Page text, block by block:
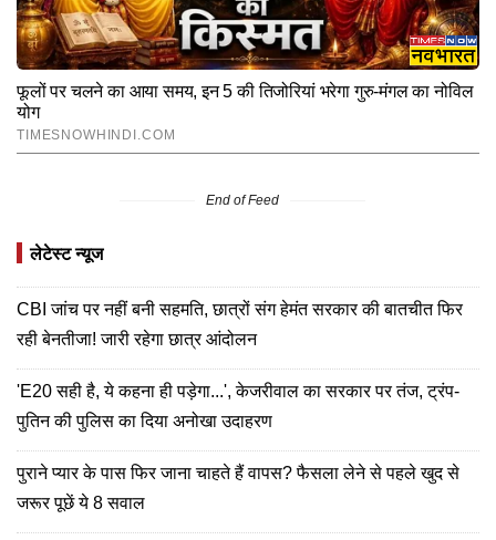
End of Feed
लेटेस्ट न्यूज
CBI जांच पर नहीं बनी सहमति, छात्रों संग हेमंत सरकार की बातचीत फिर
रही बेनतीजा! जारी रहेगा छात्र आंदोलन
'E20 सही है, ये कहना ही पड़ेगा...', केजरीवाल का सरकार पर तंज, ट्रंप-
पुतिन की पुलिस का दिया अनोखा उदाहरण
पुराने प्यार के पास फिर जाना चाहते हैं वापस? फैसला लेने से पहले खुद से
जरूर पूछें ये 8 सवाल